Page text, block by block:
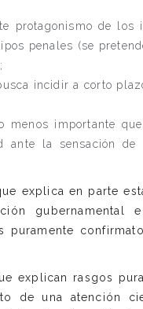
protagonismo de los
penales (se
incidir a corto
importante
ante la sensación
explica en parte
gubernamental e
puramente
explican rasgos
de una atención